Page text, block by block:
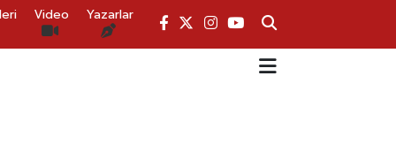
Video Yazarlar